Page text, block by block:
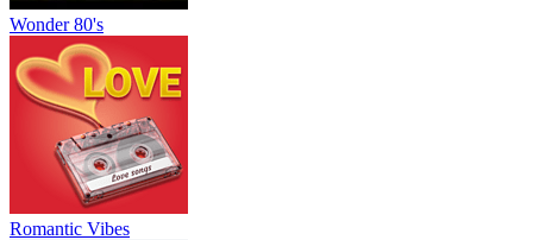
Wonder 80's
Romantic Vibes